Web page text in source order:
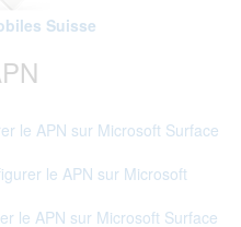
Suisse
le APN sur Microsoft Surface
le APN sur Microsoft
le APN sur Microsoft Surface